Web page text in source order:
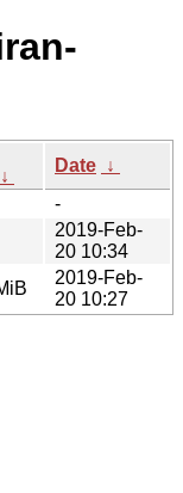
↓
Date ↓
-
2019-Feb-
20 10:34
2019-Feb-
20 10:27